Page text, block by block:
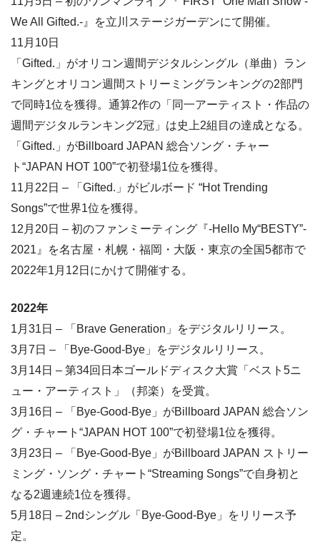
We All Gifted.-』を立川ステージガーデンにて開催。
11月10日
「Gifted.」がオリコン週間デジタルシングル（単曲）ラン
キングとオリコン週間ストリーミングランキングの2部門
で同時1位を獲得。通算2作の「同一アーティスト・作品の
週間デジタルランキング2冠」は史上2組目の達成となる。
「Gifted.」がBillboard JAPAN 総合ソング・チャー
ト“JAPAN HOT 100”で初登場1位を獲得。
11月22日 – 「Gifted.」がビルボード “Hot Trending
Songs”で世界1位を獲得。
12月20日 – 初のファンミーティング『-Hello My“BESTY”-
2021』を名古屋・札幌・福岡・大阪・東京の全国5都市で
2022年1月12日にかけて開催する。
2022年
1月31日 – 「Brave Generation」をデジタルリリース。
3月7日 – 「Bye-Good-Bye」をデジタルリリース。
3月14日 – 第34回日本ゴールドディスク大賞「ベスト5ニ
ュー・アーティスト」（邦楽）を受賞。
3月16日 – 「Bye-Good-Bye」がBillboard JAPAN 総合ソン
グ・チャート“JAPAN HOT 100”で初登場1位を獲得。
3月23日 – 「Bye-Good-Bye」がBillboard JAPAN ストリー
ミング・ソング・チャート“Streaming Songs”で自身初と
なる2週連続1位を獲得。
5月18日 – 2ndシングル「Bye-Good-Bye」をリリース予
定。